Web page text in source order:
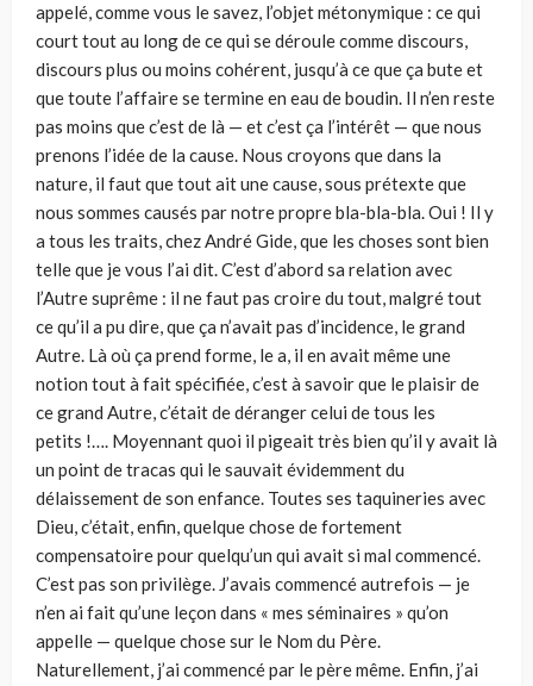
appelé, comme vous le savez, l’objet métonymique : ce qui
court tout au long de ce qui se déroule comme discours,
discours plus ou moins cohérent, jusqu’à ce que ça bute et
que toute l’affaire se termine en eau de boudin. Il n’en reste
pas moins que c’est de là — et c’est ça l’intérêt — que nous
prenons l’idée de la cause. Nous croyons que dans la
nature, il faut que tout ait une cause, sous prétexte que
nous sommes causés par notre propre bla-bla-bla. Oui ! Il y
a tous les traits, chez André Gide, que les choses sont bien
telle que je vous l’ai dit. C’est d’abord sa relation avec
l’Autre suprême : il ne faut pas croire du tout, malgré tout
ce qu’il a pu dire, que ça n’avait pas d’incidence, le grand
Autre. Là où ça prend forme, le a, il en avait même une
notion tout à fait spécifiée, c’est à savoir que le plaisir de
ce grand Autre, c’était de déranger celui de tous les
petits !…. Moyennant quoi il pigeait très bien qu’il y avait là
un point de tracas qui le sauvait évidemment du
délaissement de son enfance. Toutes ses taquineries avec
Dieu, c’était, enfin, quelque chose de fortement
compensatoire pour quelqu’un qui avait si mal commencé.
C’est pas son privilège. J’avais commencé autrefois — je
n’en ai fait qu’une leçon dans « mes séminaires » qu’on
appelle — quelque chose sur le Nom du Père.
Naturellement, j’ai commencé par le père même. Enfin, j’ai